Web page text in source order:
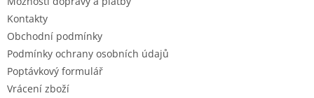
Kontakty
Obchodní podmínky
Podmínky ochrany osobních údajů
Poptávkový formulář
Vrácení zboží